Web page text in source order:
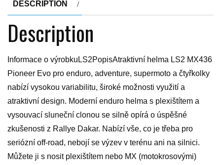
DESCRIPTION
Description
Informace o výrobkuLS2PopisAtraktivní helma LS2 MX436
Pioneer Evo pro enduro, adventure, supermoto a čtyřkolky
nabízí vysokou variabilitu, široké možnosti využití a
atraktivní design. Moderní enduro helma s plexištítem a
vysouvací sluneční clonou se silně opírá o úspěšné
zkušenosti z Rallye Dakar. Nabízí vše, co je třeba pro
seriózní off-road, nebojí se výzev v terénu ani na silnici.
Můžete ji s nosit plexištítem nebo MX (motokrosovými)